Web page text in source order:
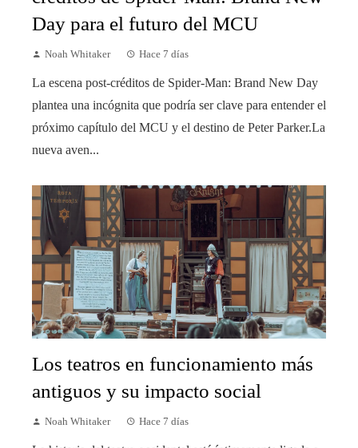
Day para el futuro del MCU
Noah Whitaker Hace 7 días
La escena post-créditos de Spider-Man: Brand New Day
plantea una incógnita que podría ser clave para entender el
próximo capítulo del MCU y el destino de Peter Parker.La
nueva aven...
Los teatros en funcionamiento más
antiguos y su impacto social
Noah Whitaker Hace 7 días